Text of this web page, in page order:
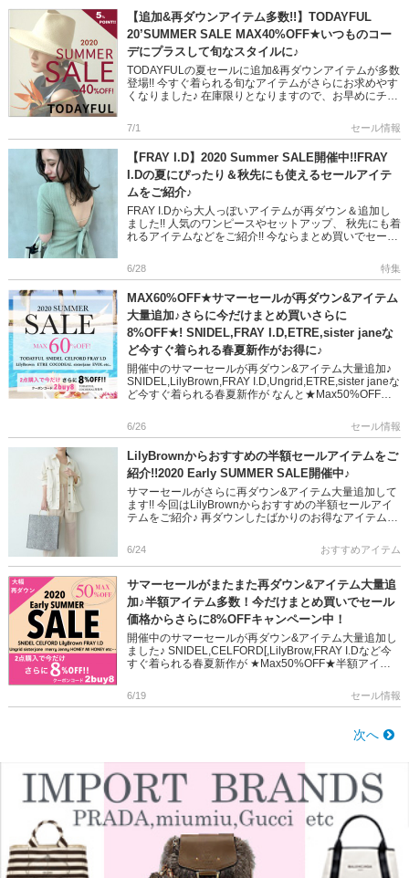
【追加&再ダウンアイテム多数!!】TODAYFUL
20’SUMMER SALE MAX40%OFF★いつものコー
デにプラスして旬なスタイルに♪
TODAYFULの夏セールに追加&再ダウンアイテムが多数
登場!! 今すぐ着られる旬なアイテムがさらにお求めやす
くなりました♪ 在庫限りとなりますので、お早めにチェ
7/1 セール情報
【FRAY I.D】2020 Summer SALE開催中!!FRAY
I.Dの夏にぴったり＆秋先にも使えるセールアイテ
ムをご紹介♪
FRAY I.Dから大人っぽいアイテムが再ダウン＆追加し
ました!! 人気のワンピースやセットアップ、 秋先にも着
れるアイテムなどをご紹介!! 今ならまとめ買いでセール
[…]
6/28 特集
MAX60%OFF★サマーセールが再ダウン&アイテム
大量追加♪さらに今だけまとめ買いさらに
8%OFF★! SNIDEL,FRAY I.D,ETRE,sister janeな
ど今すぐ着られる春夏新作がお得に♪
開催中のサマーセールが再ダウン&アイテム大量追加♪
SNIDEL,LilyBrown,FRAY I.D,Ungrid,ETRE,sister janeな
ど今すぐ着られる春夏新作が なんと★Max50%OFF★
6/26 セール情報
LilyBrownからおすすめの半額セールアイテムをご
紹介!!2020 Early SUMMER SALE開催中♪
サマーセールがさらに再ダウン&アイテム大量追加して
ます!! 今回はLilyBrownからおすすめの半額セールアイ
テムをご紹介♪ 再ダウンしたばかりのお得なアイテムや
6/24 おすすめアイテム
サマーセールがまたまた再ダウン&アイテム大量追
加♪半額アイテム多数！今だけまとめ買いでセール
価格からさらに8%OFFキャンペーン中！
開催中のサマーセールが再ダウン&アイテム大量追加し
ました♪ SNIDEL,CELFORD[,LilyBrow,FRAY I.Dなど今
すぐ着られる春夏新作が ★Max50%OFF★半額アイテム
6/19 セール情報
次へ